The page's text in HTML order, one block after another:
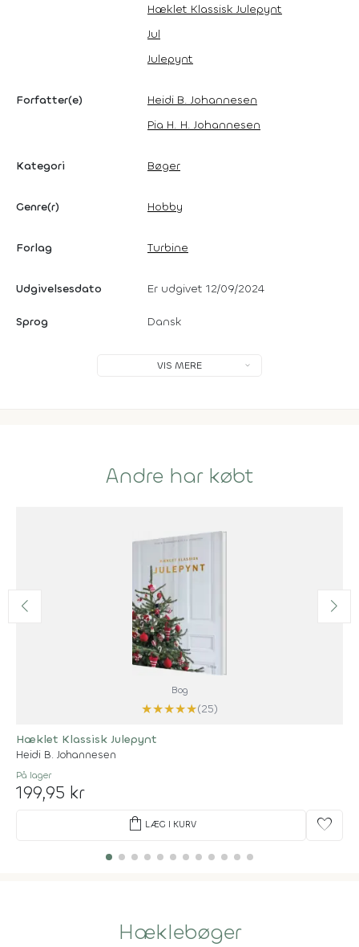
Hæklet Klassisk Julepynt
Jul
Julepynt
Forfatter(e)
Heidi B. Johannesen
Pia H. H. Johannesen
Kategori Bøger
Genre(r) Hobby
Forlag Turbine
Udgivelsesdato Er udgivet 12/09/2024
Sprog Dansk
VIS MERE
Andre har købt
Bog
★★★★★(25)
Hæklet Klassisk Julepynt
Heidi B. Johannesen
På lager
199,95 kr
shopping_bag LÆG I KURV favorite
Hæklebøger